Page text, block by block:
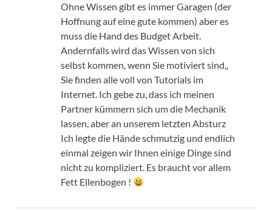
Ohne Wissen gibt es immer Garagen (der
Hoffnung auf eine gute kommen) aber es
muss die Hand des Budget Arbeit.
Andernfalls wird das Wissen von sich
selbst kommen, wenn Sie motiviert sind,,
Sie finden alle voll von Tutorials im
Internet. Ich gebe zu, dass ich meinen
Partner kümmern sich um die Mechanik
lassen, aber an unserem letzten Absturz
Ich legte die Hände schmutzig und endlich
einmal zeigen wir Ihnen einige Dinge sind
nicht zu kompliziert. Es braucht vor allem
Fett Ellenbogen !